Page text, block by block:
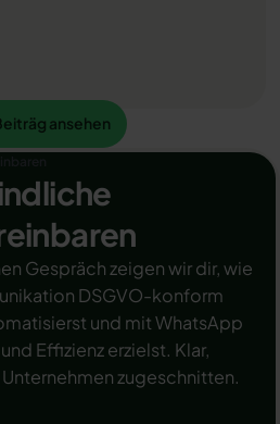
einen grünen Haken in
Unternehmensprofil
Vertrauen bei
Unternehmens und steigert
Sie sich durch einen
Business von Ihren
Doch wie funktioniert die
Symbols? In diesem
ansehen
ansehen
Gespräch zeigen wir dir, wie
DSGVO-konform
und mit WhatsApp
Effizienz erzielst. Klar,
zugeschnitten.